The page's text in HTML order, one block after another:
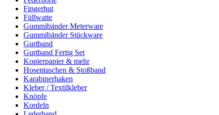
Fingerhut
Füllwatte
Gummibänder Meterware
Gummibänder Stückware
Gurtband
Gurtband Fertig Set
Kopierpapier & mehr
Hosentaschen & Stoßband
Karabinerhaken
Kleber / Textilkleber
Knöpfe
Kordeln